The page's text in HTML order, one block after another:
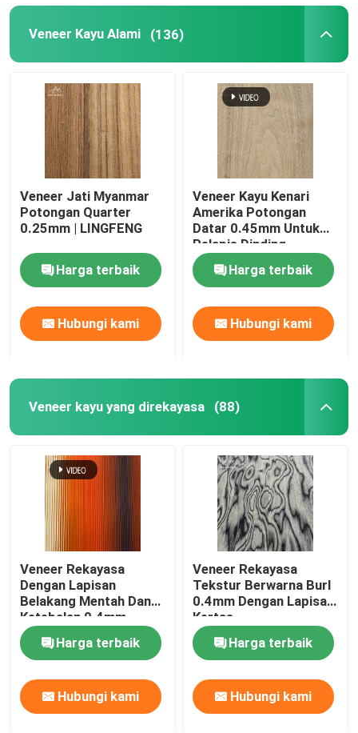
Veneer Kayu Alami (136)
Veneer Jati Myanmar
Potongan Quarter
0.25mm | LINGFENG
Harga terbaik
Hubungi kami
Veneer Kayu Kenari
Amerika Potongan
Datar 0.45mm Untuk
Pelapis Dinding
Harga terbaik
Hubungi kami
Veneer kayu yang direkayasa (88)
Veneer Rekayasa
Dengan Lapisan
Belakang Mentah Dan
Ketebalan 0.4mm
Dalam Warna Neon
SunsetHarga terbaik
Hubungi kami
Veneer Rekayasa
Tekstur Berwarna Burl
0.4mm Dengan Lapisan
Kertas
Harga terbaik
Hubungi kami